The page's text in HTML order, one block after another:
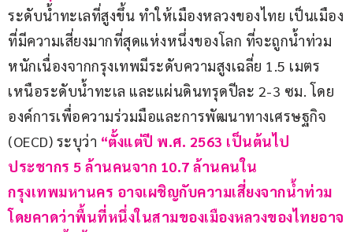
ระดับน้ำทะเลที่สูงขึ้น ทำให้เมืองหลวงของไทย เป็นเมือง
ที่มีความเสี่ยงมากที่สุดแห่งหนึ่งของโลก ที่จะถูกน้ำท่วม
หนักเนื่องจากกรุงเทพมีระดับความสูงเฉลี่ย 1.5 เมตร
เหนือระดับน้ำทะเล และแผ่นดินทรุดปีละ 2-3 ซม. โดย
องค์การเพื่อความร่วมมือและการพัฒนาทางเศรษฐกิจ
(OECD) ระบุว่า “ตั้งแต่ปี พ.ศ. 2563 เป็นต้นไป
ประชากร 5 ล้านคนจาก 10.7 ล้านคนใน
กรุงเทพมหานคร อาจเผชิญกับความเสี่ยงจากน้ำท่วม
โดยคาดว่าพื้นที่หนึ่งในสามของเมืองหลวงของไทยอาจ